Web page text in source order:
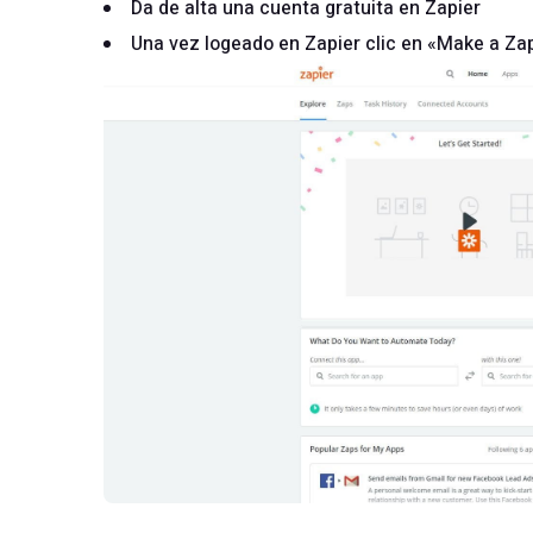
Da de alta una cuenta gratuita en Zapier
Una vez logeado en Zapier clic en «Make a